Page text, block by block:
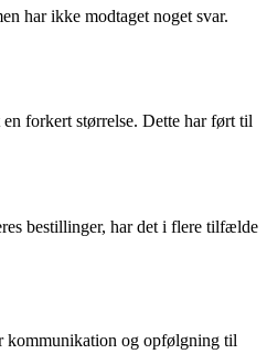
har ikke modtaget noget svar.
forkert størrelse. Dette har ført til
bestillinger, har det i flere tilfælde
kommunikation og opfølgning til